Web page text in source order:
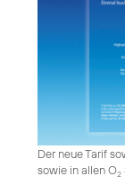
Der neue Tarif
sowie in allen O2